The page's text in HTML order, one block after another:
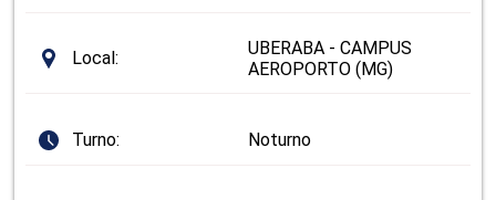
Local:
UBERABA - CAMPUS
AEROPORTO (MG)
Turno: Noturno